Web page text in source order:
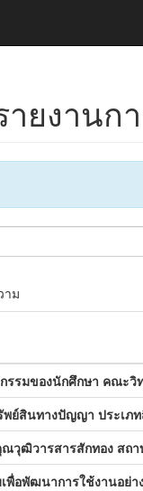
ยงานก
าม
รรมของนักศึกษา คณะ
ย์สินทางปัญญา ประเภ
วุฒิวารสารสักทอง สถ
พื่อพัฒนาการใช้งานอย่